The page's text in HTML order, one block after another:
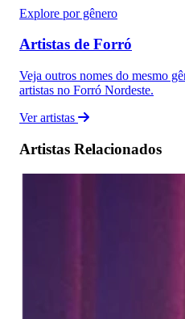
Explore por gênero
Artistas de Forró
Veja outros nomes do mesmo
artistas no Forró Nordeste.
Ver artistas
Artistas Relacionados